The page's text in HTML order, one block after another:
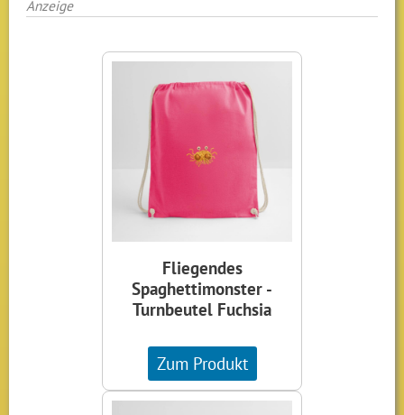
Anzeige
Fliegendes
Spaghettimonster -
Turnbeutel Fuchsia
Zum Produkt